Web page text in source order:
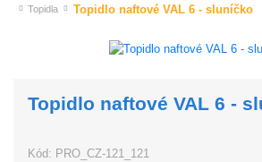
Topidla
Topidlo naftové VAL 6 - sluníčko
Topidlo naftové VAL 6 -
Kód: PRO_CZ-121_121